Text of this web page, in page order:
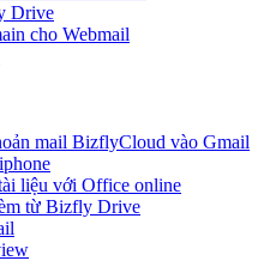
Drive
cho Webmail
mail BizflyCloud vào Gmail
liệu với Office online
từ Bizfly Drive